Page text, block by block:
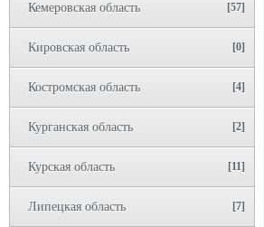
Кемеровская область [57]
Кировская область [0]
Костромская область [4]
Курганская область [2]
Курская область [11]
Липецкая область [7]